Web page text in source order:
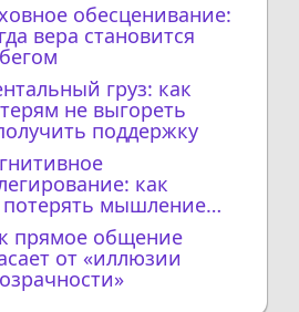
обесценивание:
вера становится
груз: как
не выгореть
поддержку
как
потерять мышление
прямое общение
от «иллюзии